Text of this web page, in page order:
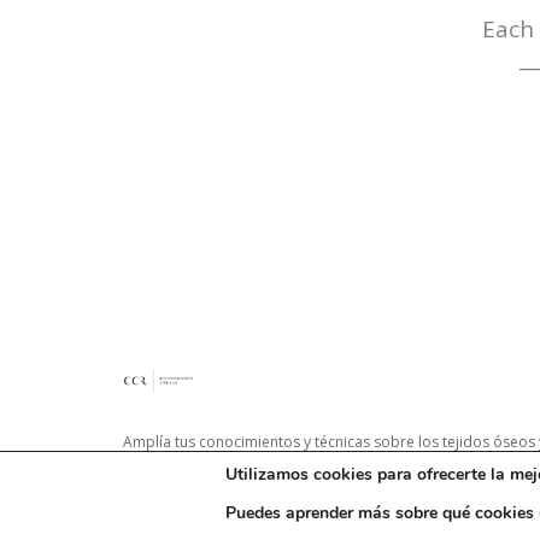
—
Amplía tus conocimientos y técnicas sobre los tejidos
Utilizamos cookies para ofrecerte la
Puedes aprender más sobre qué